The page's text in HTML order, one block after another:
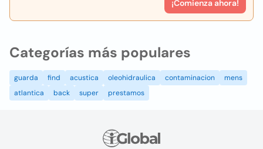
¡Comienza ahora!
Categorías más populares
guarda find acustica oleohidraulica contaminacion
mens
atlantica
back super prestamos